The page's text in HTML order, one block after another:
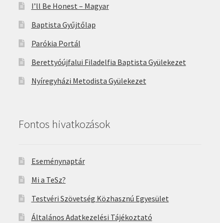
I’ll Be Honest – Magyar
Baptista Gyűjtőlap
Parókia Portál
Berettyóújfalui Filadelfia Baptista Gyülekezet
Nyíregyházi Metodista Gyülekezet
Fontos hivatkozások
Eseménynaptár
Mi a TeSz?
Testvéri Szövetség Közhasznú Egyesület
Általános Adatkezelési Tájékoztató